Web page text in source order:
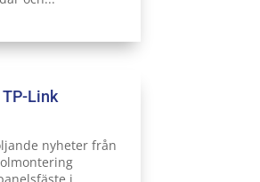
Link
nyheter från